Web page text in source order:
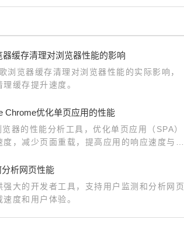
器缓存清理对浏览器性能的影响
浏览器缓存清理对浏览器性能的实际影响，
缓存提升速度。
Chrome优化单页应用的性能
器的性能分析工具，优化单页应用（SPA）
度，减少页面重载，提高应用的响应速度与流
析网页性能
强大的开发者工具，支持用户监测和分析网页
度和用户体验。